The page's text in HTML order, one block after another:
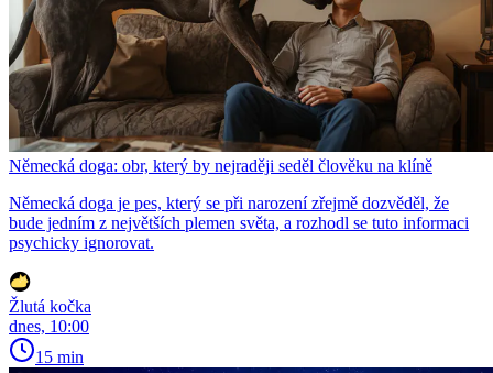
Německá doga: obr, který by nejraději seděl člověku na klíně
Německá doga je pes, který se při narození zřejmě dozvěděl, že
bude jedním z největších plemen světa, a rozhodl se tuto informaci
psychicky ignorovat.
Žlutá kočka
dnes, 10:00
15 min